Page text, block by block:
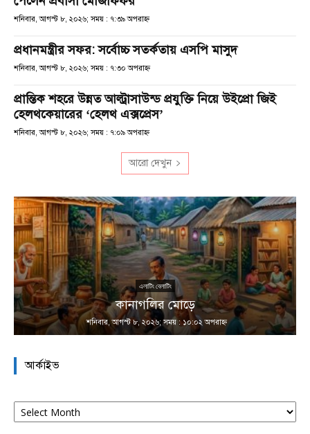
শনিবার, আগস্ট ৮, ২০২৬; সময় : ৭:৩৯ অপরাহ্ণ
প্রধানমন্ত্রীর সফর: সর্বোচ্চ সতর্কতায় এসপি মাসুদ
শনিবার, আগস্ট ৮, ২০২৬; সময় : ৭:৩০ অপরাহ্ণ
প্রান্তিক শহরে উন্নত আল্ট্রাসাউন্ড প্রযুক্তি নিয়ে উইপ্রো জিই
হেলথকেয়ারের ‘হেলথ এক্সপ্রেস’
শনিবার, আগস্ট ৮, ২০২৬; সময় : ৭:০৯ অপরাহ্ণ
আরো দেখুন
এলাটিং বেলাটিং
কানাগলির মোড়ে
শনিবার, আগস্ট ৮, ২০২৬; সময় : ১০:০২ অপরাহ্ণ
আর্কাইভ
আর্কাইভ